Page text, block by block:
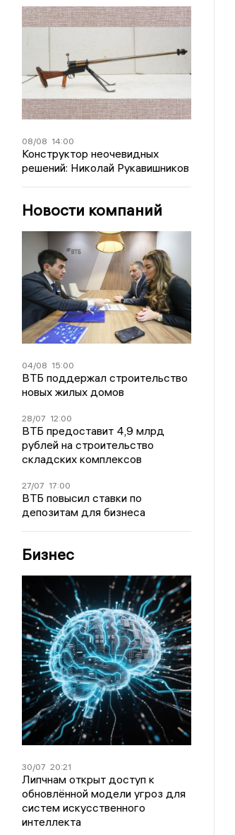
08/08 14:00
Конструктор неочевидных
решений: Николай Рукавишников
Новости компаний
04/08 15:00
ВТБ поддержал строительство
новых жилых домов
28/07 12:00
ВТБ предоставит 4,9 млрд
рублей на строительство
складских комплексов
27/07 17:00
ВТБ повысил ставки по
депозитам для бизнеса
Бизнес
30/07 20:21
Липчнам открыт доступ к
обновлённой модели угроз для
систем искусственного
интеллекта